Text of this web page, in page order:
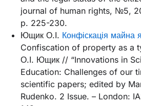
journal of human rights, №5,
p. 225-230.
Ющик О.І. Конфіскація майна
Confiscation of property as a
О.І. Ющик // “Innovations in
Education: Challenges of our
scientific papers; edited by
Rudenko. 2 Issue. – London: